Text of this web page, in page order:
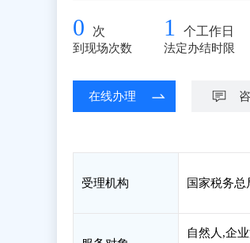
0 次
到现场次数
1 个工作日
法定办结时限
在线办理
受理机构 国家税务
自然人,企